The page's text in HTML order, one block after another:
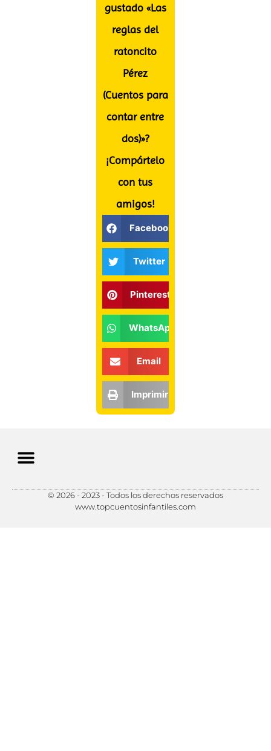
gustado «Las
reglas del
ratoncito
Pérez
(Cuentos para
contar entre
dos)»?
¡Compártelo
con tus
amigos!
Facebook
Twitter
Pinterest
WhatsApp
Email
Imprimir
© 2026 - 2023 - Todos los derechos reservados
www.topcuentosinfantiles.com